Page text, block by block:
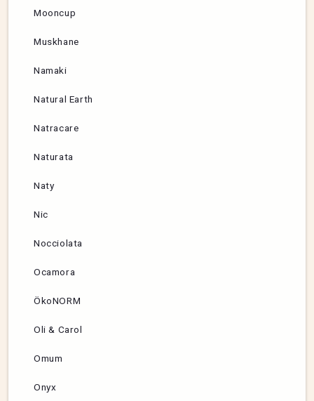
Mooncup
Muskhane
Namaki
Natural Earth
Natracare
Naturata
Naty
Nic
Nocciolata
Ocamora
ÖkoNORM
Oli & Carol
Omum
Onyx